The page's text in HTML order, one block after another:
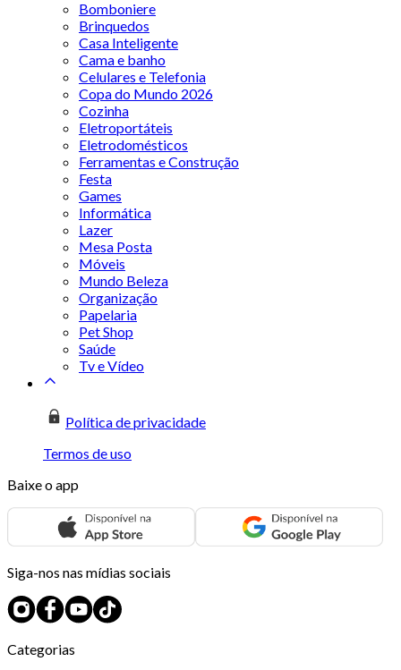
Bomboniere
Brinquedos
Casa Inteligente
Cama e banho
Celulares e Telefonia
Copa do Mundo 2026
Cozinha
Eletroportáteis
Eletrodomésticos
Ferramentas e Construção
Festa
Games
Informática
Lazer
Mesa Posta
Móveis
Mundo Beleza
Organização
Papelaria
Pet Shop
Saúde
Tv e Vídeo
Política de privacidade
Termos de uso
Baixe o app
Siga-nos nas mídias sociais
Categorias